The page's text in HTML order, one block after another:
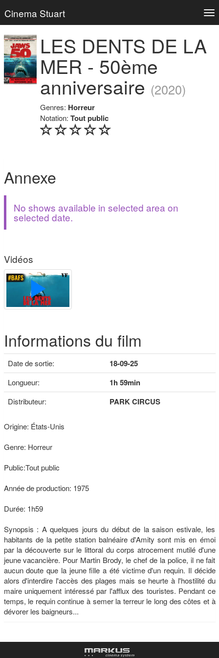
Cinema Stuart
LES DENTS DE LA
MER - 50ème
anniversaire (2020)
Genres: Horreur
Notation:Tout public
Annexe
No shows available in selected area on
selected date.
Vidéos
Informations du film
Date de sortie: 18-09-25
Longueur: 1h 59min
Distributeur: PARK CIRCUS
Origine: États-Unis
Genre: Horreur
Public:Tout public
Année de production: 1975
Durée: 1h59
Synopsis : A quelques jours du début de la saison estivale, les
habitants de la petite station balnéaire d'Amity sont mis en émoi
par la découverte sur le littoral du corps atrocement mutilé d'une
jeune vacancière. Pour Martin Brody, le chef de la police, il ne fait
aucun doute que la jeune fille a été victime d'un requin. Il décide
alors d'interdire l'accès des plages mais se heurte à l'hostilité du
maire uniquement intéressé par l'afflux des touristes. Pendant ce
temps, le requin continue à semer la terreur le long des côtes et à
dévorer les baigneurs...